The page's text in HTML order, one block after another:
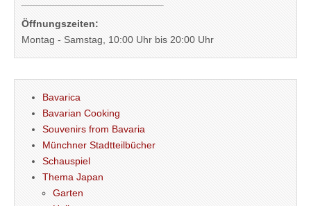
Öffnungszeiten:
Montag - Samstag, 10:00 Uhr bis 20:00 Uhr
Bavarica
Bavarian Cooking
Souvenirs from Bavaria
Münchner Stadtteilbücher
Schauspiel
Thema Japan
Garten